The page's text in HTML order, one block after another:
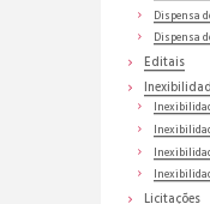
Dispensa
Dispensa
Editais
Licitações